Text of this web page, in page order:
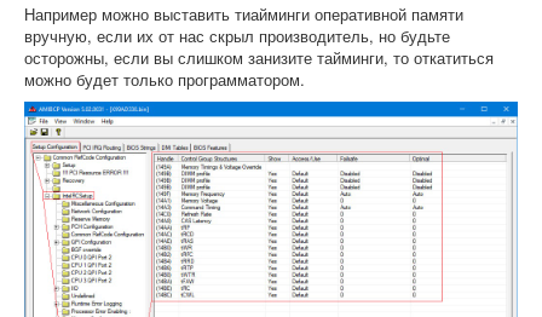
Например можно выставить тиайминги оперативной памяти
вручную, если их от нас скрыл производитель, но будьте
осторожны, если вы слишком занизите тайминги, то откатиться
можно будет только программатором.